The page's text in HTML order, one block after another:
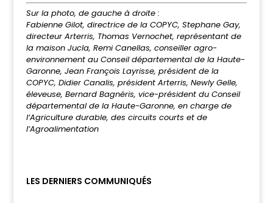
Sur la photo, de gauche à droite :
Fabienne Gilot, directrice de la COPYC, Stephane Gay,
directeur Arterris, Thomas Vernochet, représentant de
la maison Jucla, Remi Canellas, conseiller agro-
environnement au Conseil départemental de la Haute-
Garonne, Jean François Layrisse, président de la
COPYC, Didier Canalis, président Arterris, Newly Gelle,
éleveuse, Bernard Bagnéris, vice-président du Conseil
départemental de la Haute-Garonne, en charge de
l’Agriculture durable, des circuits courts et de
l’Agroalimentation
LES DERNIERS COMMUNIQUÉS